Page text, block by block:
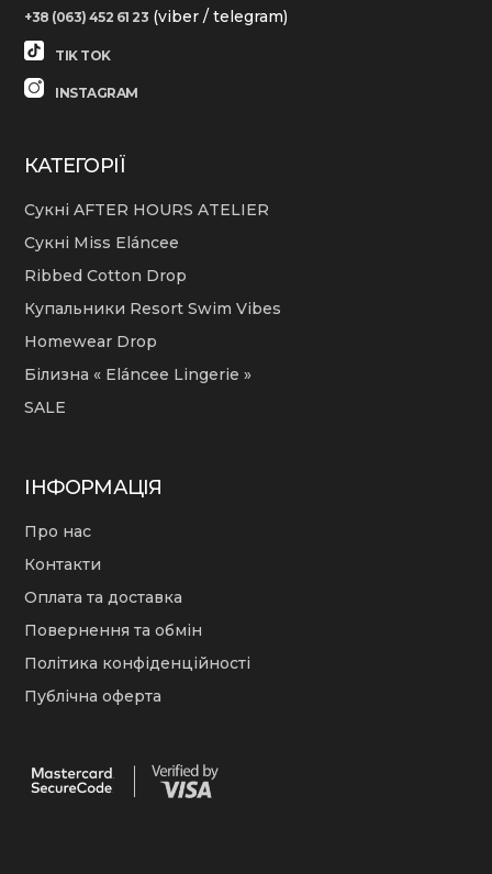
+38 (063) 452 61 23 (viber / telegram)
TIK TOK
INSTAGRAM
КАТЕГОРІЇ
Сукні AFTER HOURS ATELIER
Сукні Miss Eláncee
Ribbed Cotton Drop
Купальники Resort Swim Vibes
Homewear Drop
Білизна « Eláncee Lingerie »
SALE
ІНФОРМАЦІЯ
Про нас
Контакти
Оплата та доставка
Повернення та обмін
Політика конфіденційності
Публічна оферта